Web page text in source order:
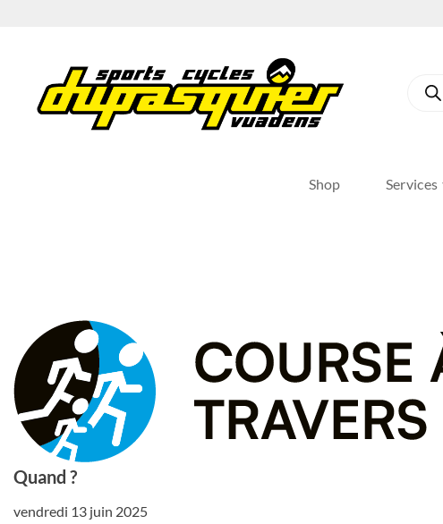
produits
Shop Services
Quand ?
vendredi 13 juin 2025